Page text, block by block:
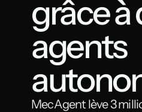
grâce à
agents
MecAgent lève 3